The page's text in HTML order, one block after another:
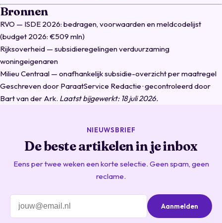
Bronnen
RVO — ISDE 2026: bedragen, voorwaarden en meldcodelijst
(budget 2026: €509 mln)
Rijksoverheid — subsidieregelingen verduurzaming
woningeigenaren
Milieu Centraal — onafhankelijk subsidie-overzicht per maatregel
Geschreven door ParaatService Redactie· gecontroleerd door
Bart van der Ark. Laatst bijgewerkt: 18 juli 2026.
NIEUWSBRIEF
De beste artikelen in je inbox
Eens per twee weken een korte selectie. Geen spam, geen
reclame.
Aanmelden